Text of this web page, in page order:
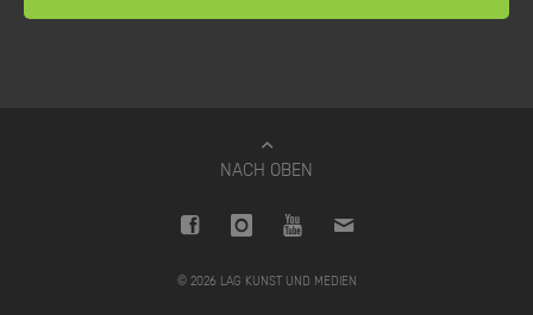
NACH OBEN
© 2026 LAG KUNST UND MEDIEN